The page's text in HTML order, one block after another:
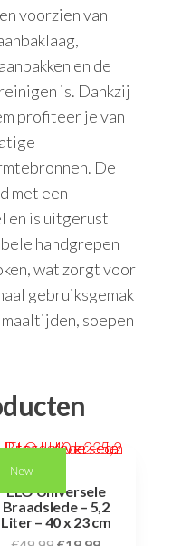
voorzien van
en de
is. Dankzij
profiteer je van
De
met een
en is uitgerust
handgrepen
wat zorgt voor
gebruiksgemak
soepen
New
ELO Universele
Braadslede – 5,2
Liter – 40 x 23 cm